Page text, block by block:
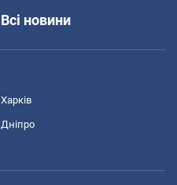
Всі новини
Харків
Дніпро